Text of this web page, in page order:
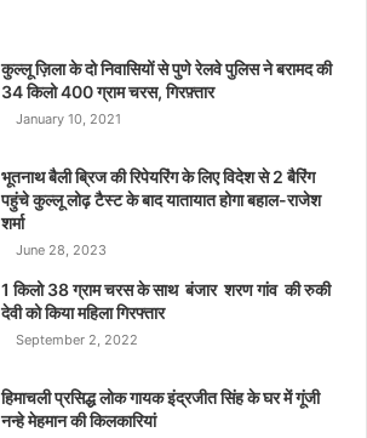
कुल्लू ज़िला के दो निवासियों से पुणे रेलवे पुलिस ने बरामद की
34 किलो 400 ग्राम चरस, गिरफ़्तार
January 10, 2021
भूतनाथ बैली ब्रिज की रिपेयरिंग के लिए विदेश से 2 बैरिंग
पहुंचे कुल्लू लोढ़ टैस्ट के बाद यातायात होगा बहाल-राजेश
शर्मा
June 28, 2023
1 किलो 38 ग्राम चरस के साथ बंजार शरण गांव की रुकी
देवी को किया महिला गिरफ्तार
September 2, 2022
हिमाचली प्रसिद्ध लोक गायक इंद्रजीत सिंह के घर में गूंजी
नन्हे मेहमान की किलकारियां